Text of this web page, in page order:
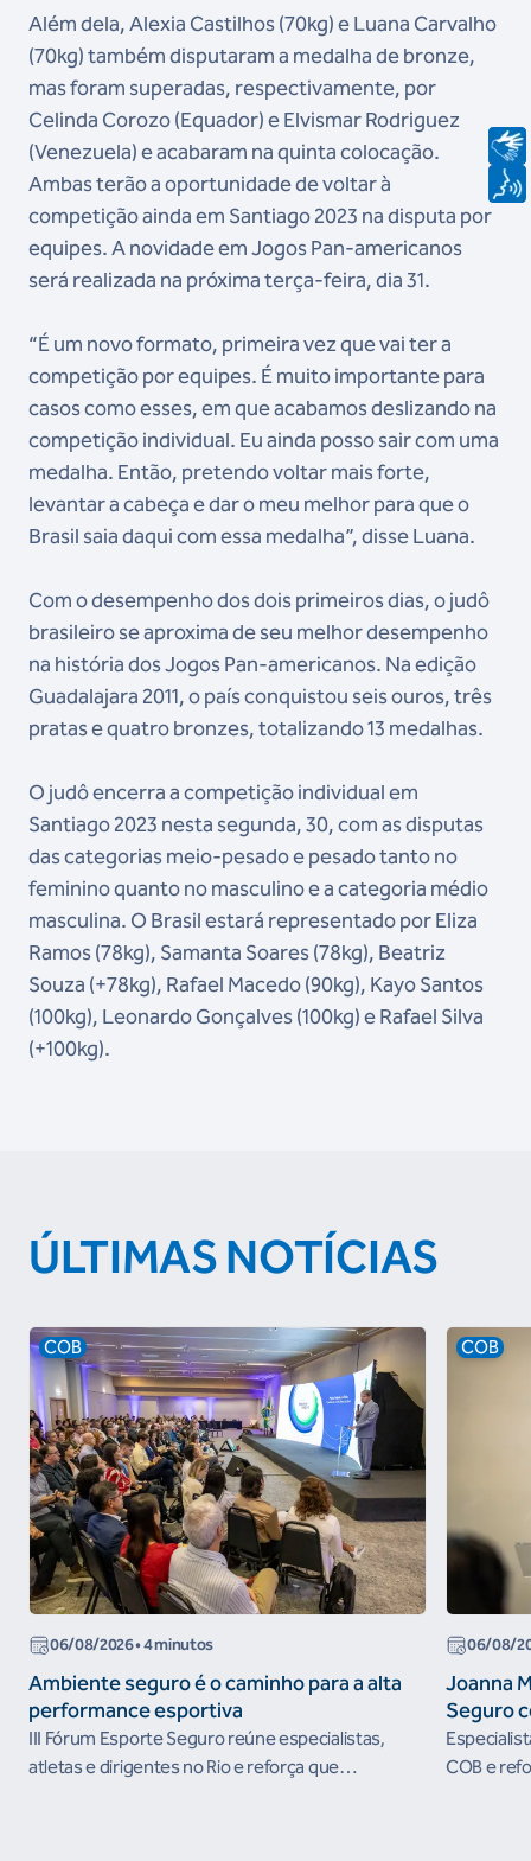
Além dela, Alexia Castilhos (70kg) e Luana Carvalho
(70kg) também disputaram a medalha de bronze,
mas foram superadas, respectivamente, por
Celinda Corozo (Equador) e Elvismar Rodriguez
(Venezuela) e acabaram na quinta colocação.
Ambas terão a oportunidade de voltar à
competição ainda em Santiago 2023 na disputa por
equipes. A novidade em Jogos Pan-americanos
será realizada na próxima terça-feira, dia 31.
“É um novo formato, primeira vez que vai ter a
competição por equipes. É muito importante para
casos como esses, em que acabamos deslizando na
competição individual. Eu ainda posso sair com uma
medalha. Então, pretendo voltar mais forte,
levantar a cabeça e dar o meu melhor para que o
Brasil saia daqui com essa medalha”, disse Luana.
Com o desempenho dos dois primeiros dias, o judô
brasileiro se aproxima de seu melhor desempenho
na história dos Jogos Pan-americanos. Na edição
Guadalajara 2011, o país conquistou seis ouros, três
pratas e quatro bronzes, totalizando 13 medalhas.
O judô encerra a competição individual em
Santiago 2023 nesta segunda, 30, com as disputas
das categorias meio-pesado e pesado tanto no
feminino quanto no masculino e a categoria médio
masculina. O Brasil estará representado por Eliza
Ramos (78kg), Samanta Soares (78kg), Beatriz
Souza (+78kg), Rafael Macedo (90kg), Kayo Santos
(100kg), Leonardo Gonçalves (100kg) e Rafael Silva
(+100kg).
ÚLTIMAS NOTÍCIAS
COB
06/08/2026• 4 minutos
Ambiente seguro é o caminho para a alta
performance esportiva
III Fórum Esporte Seguro reúne especialistas,
atletas e dirigentes no Rio e reforça que
COB
06/08/
Joanna
Seguro
COB e